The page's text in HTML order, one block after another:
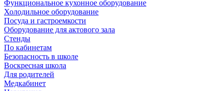
Функциональное кухонное оборудование
Холодильное оборудование
Посуда и гастроемкости
Оборудование для актового зала
Стенды
По кабинетам
Безопасность в школе
Воскресная школа
Для родителей
Медкабинет